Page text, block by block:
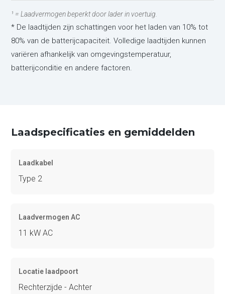
¹ = Laadvermogen beperkt door lader in voertuig.
* De laadtijden zijn schattingen voor het laden van 10% tot
80% van de batterijcapaciteit. Volledige laadtijden kunnen
variëren afhankelijk van omgevingstemperatuur,
batterijconditie en andere factoren.
Laadspecificaties en gemiddelden
Laadkabel
Type 2
Laadvermogen AC
11 kW AC
Locatie laadpoort
Rechterzijde - Achter